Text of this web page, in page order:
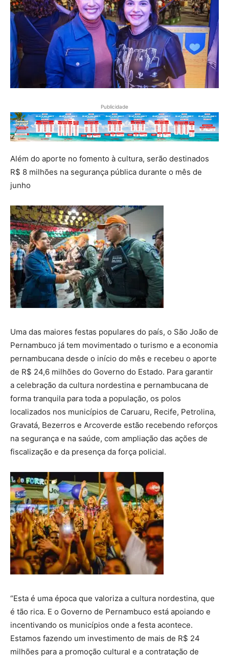
Publicidade
Além do aporte no fomento à cultura, serão destinados
R$ 8 milhões na segurança pública durante o mês de
junho
Uma das maiores festas populares do país, o São João de
Pernambuco já tem movimentado o turismo e a economia
pernambucana desde o início do mês e recebeu o aporte
de R$ 24,6 milhões do Governo do Estado. Para garantir
a celebração da cultura nordestina e pernambucana de
forma tranquila para toda a população, os polos
localizados nos municípios de Caruaru, Recife, Petrolina,
Gravatá, Bezerros e Arcoverde estão recebendo reforços
na segurança e na saúde, com ampliação das ações de
fiscalização e da presença da força policial.
“Esta é uma época que valoriza a cultura nordestina, que
é tão rica. E o Governo de Pernambuco está apoiando e
incentivando os municípios onde a festa acontece.
Estamos fazendo um investimento de mais de R$ 24
milhões para a promoção cultural e a contratação de